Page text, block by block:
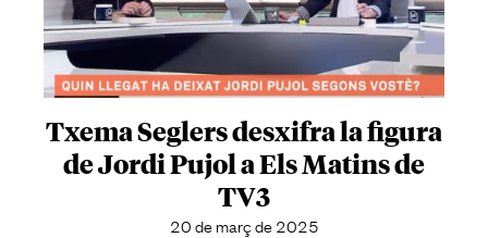
Txema Seglers desxifra la figura
de Jordi Pujol a Els Matins de
TV3
20 de març de 2025